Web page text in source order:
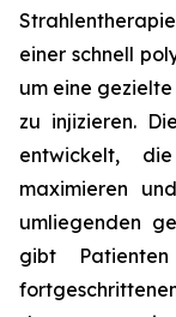
einer schnell
um eine
zu injizieren.
entwickelt,
maximieren
umliegenden
gibt